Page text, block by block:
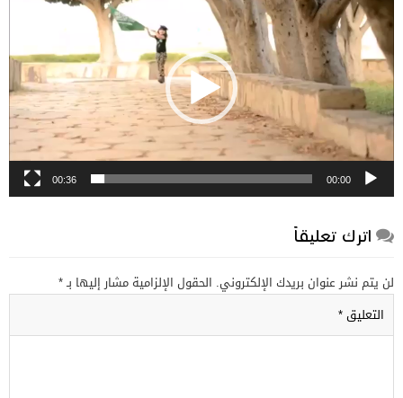
الفيديو
00:00
00:36
اترك تعليقاً
لن يتم نشر عنوان بريدك الإلكتروني. الحقول الإلزامية مشار إليها بـ*
التعليق*